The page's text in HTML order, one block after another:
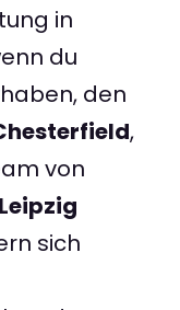
in
du
den
,
von
sich